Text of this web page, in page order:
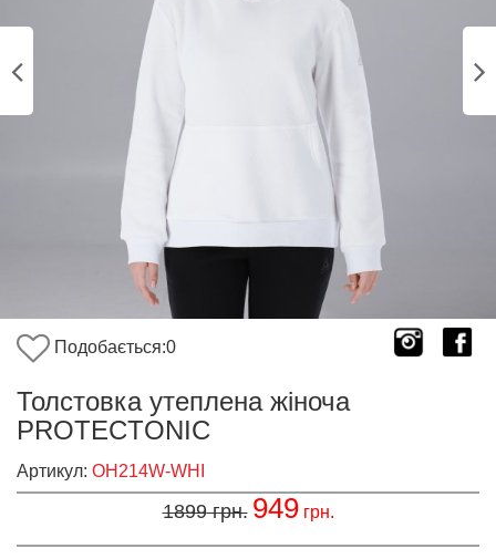
Подобається:0
Толстовка утеплена жіноча
PROTECTONIC
Артикул: OH214W-WHI
1899грн. 949грн.